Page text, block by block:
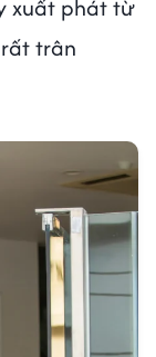
xuất phát từ
trân